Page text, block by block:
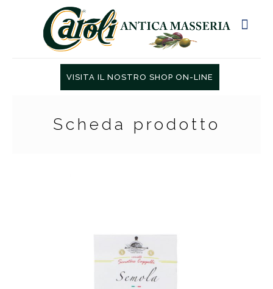
VISITA IL NOSTRO SHOP ON-LINE
Scheda prodotto